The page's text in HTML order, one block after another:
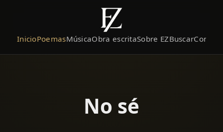
InicioPoemasMúsicaObra escritaSobre EZBuscar
No sé